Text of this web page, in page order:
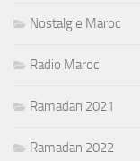
Nostalgie Maroc
Radio Maroc
Ramadan 2021
Ramadan 2022